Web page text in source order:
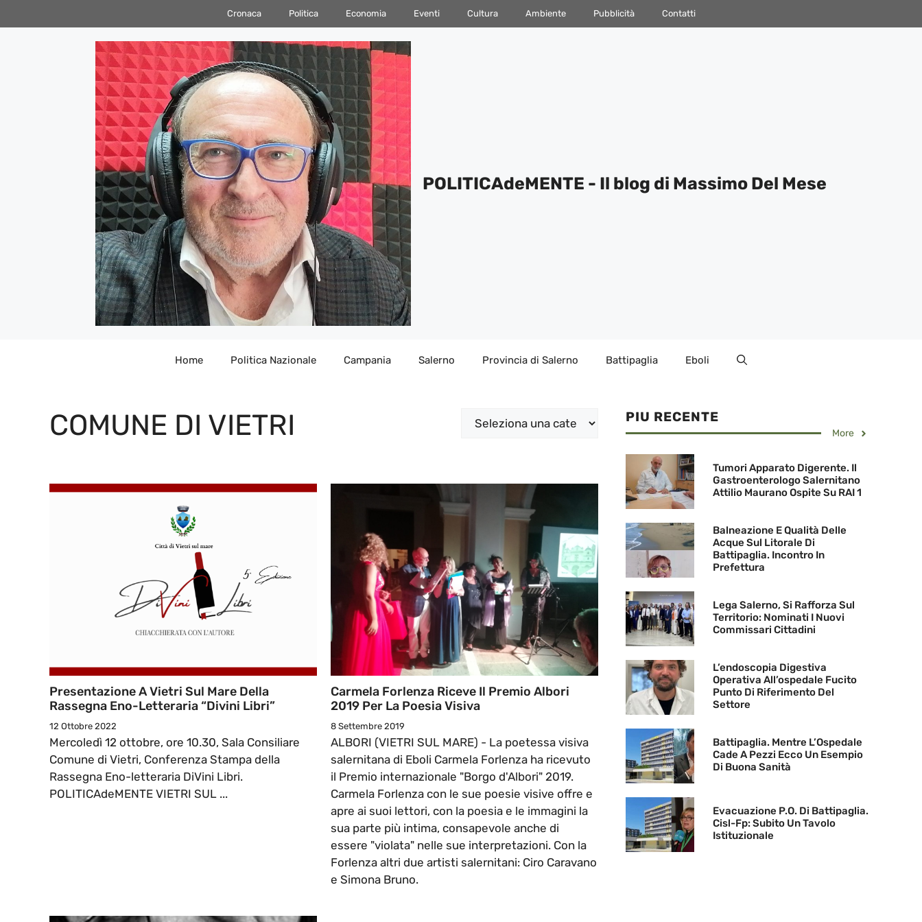
al
Cronaca Politica Economia Eventi Cultura Ambiente Pubblicità Contatti
POLITICAdeMENTE - Il blog di Massimo Del Mese
Home Politica Nazionale Campania Salerno Provincia di Salerno Battipaglia Eboli
COMUNE DI VIETRI Categorie
Presentazione A Vietri Sul Mare Della
Rassegna Eno-Letteraria “Divini Libri”
12 Ottobre 2022
Mercoledì 12 ottobre, ore 10.30, Sala Consiliare
Comune di Vietri, Conferenza Stampa della
Rassegna Eno-letteraria DiVini Libri.
POLITICAdeMENTE VIETRI SUL ...
Carmela Forlenza Riceve Il Premio Albori
2019 Per La Poesia Visiva
8 Settembre 2019
ALBORI (VIETRI SUL MARE) - La poetessa visiva
salernitana di Eboli Carmela Forlenza ha ricevuto
il Premio internazionale "Borgo d'Albori" 2019.
Carmela Forlenza con le sue poesie visive offre e
apre ai suoi lettori, con la poesia e le immagini la
sua parte più intima, consapevole anche di
essere "violata" nelle sue interpretazioni. Con la
Forlenza altri due artisti salernitani: Ciro Caravano
e Simona Bruno.
PIU RECENTE
More
Tumori Apparato Digerente. Il
Gastroenterologo Salernitano
Attilio Maurano Ospite Su RAI 1
Balneazione E Qualità Delle
Acque Sul Litorale Di
Battipaglia. Incontro In
Prefettura
Lega Salerno, Si Rafforza Sul
Territorio: Nominati I Nuovi
Commissari Cittadini
L’endoscopia Digestiva
Operativa All’ospedale Fucito
Punto Di Riferimento Del
Settore
Battipaglia. Mentre L’Ospedale
Cade A Pezzi Ecco Un Esempio
Di Buona Sanità
Evacuazione P.O. Di Battipaglia.
Cisl-Fp: Subito Un Tavolo
Istituzionale